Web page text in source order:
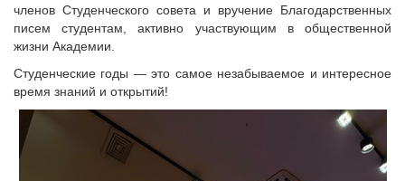
членов Студенческого совета и вручение Благодарственных
писем студентам, активно участвующим в общественной
жизни Академии.
Студенческие годы — это самое незабываемое и интересное
время знаний и открытий!